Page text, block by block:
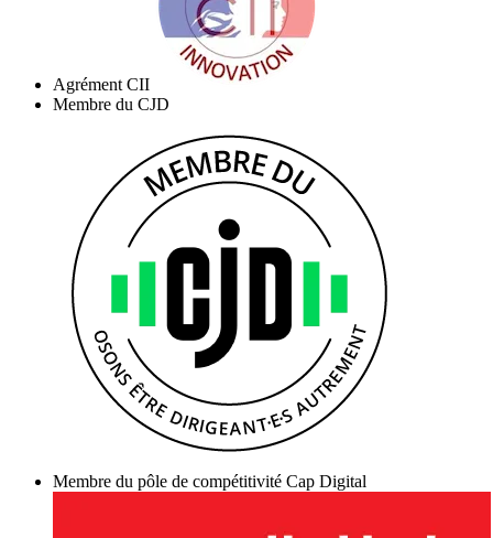
Agrément CII
Membre du CJD
Membre du pôle de compétitivité Cap Digital